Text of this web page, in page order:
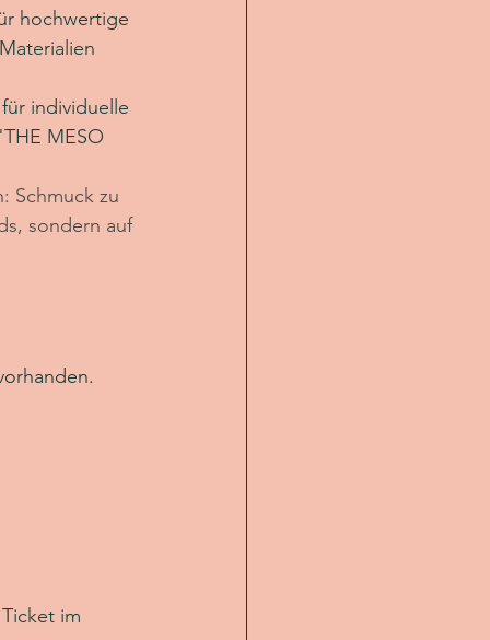
hochwertige
individuelle
MESO
Schmuck zu
sondern auf
im